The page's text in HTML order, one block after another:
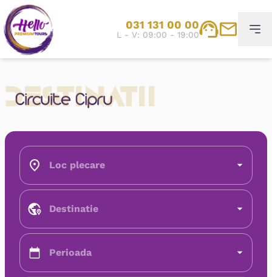
031 131 00 00
L - V: 09:00 - 19:00
Circuite Cipru
Destinatii
Loc plecare
Destinatie
Perioada